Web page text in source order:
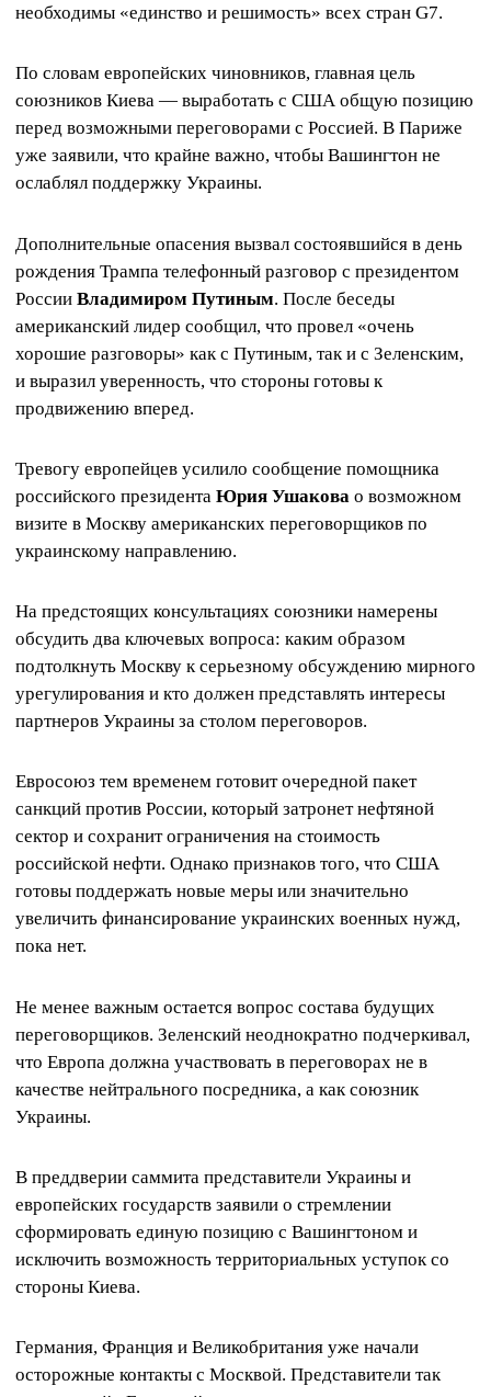
необходимы «единство и решимость» всех стран G7.
По словам европейских чиновников, главная цель
союзников Киева — выработать с США общую позицию
перед возможными переговорами с Россией. В Париже
уже заявили, что крайне важно, чтобы Вашингтон не
ослаблял поддержку Украины.
Дополнительные опасения вызвал состоявшийся в день
рождения Трампа телефонный разговор с президентом
России Владимиром Путиным. После беседы
американский лидер сообщил, что провел «очень
хорошие разговоры» как с Путиным, так и с Зеленским,
и выразил уверенность, что стороны готовы к
продвижению вперед.
Тревогу европейцев усилило сообщение помощника
российского президента Юрия Ушакова о возможном
визите в Москву американских переговорщиков по
украинскому направлению.
На предстоящих консультациях союзники намерены
обсудить два ключевых вопроса: каким образом
подтолкнуть Москву к серьезному обсуждению мирного
урегулирования и кто должен представлять интересы
партнеров Украины за столом переговоров.
Евросоюз тем временем готовит очередной пакет
санкций против России, который затронет нефтяной
сектор и сохранит ограничения на стоимость
российской нефти. Однако признаков того, что США
готовы поддержать новые меры или значительно
увеличить финансирование украинских военных нужд,
пока нет.
Не менее важным остается вопрос состава будущих
переговорщиков. Зеленский неоднократно подчеркивал,
что Европа должна участвовать в переговорах не в
качестве нейтрального посредника, а как союзник
Украины.
В преддверии саммита представители Украины и
европейских государств заявили о стремлении
сформировать единую позицию с Вашингтоном и
исключить возможность территориальных уступок со
стороны Киева.
Германия, Франция и Великобритания уже начали
осторожные контакты с Москвой. Представители так